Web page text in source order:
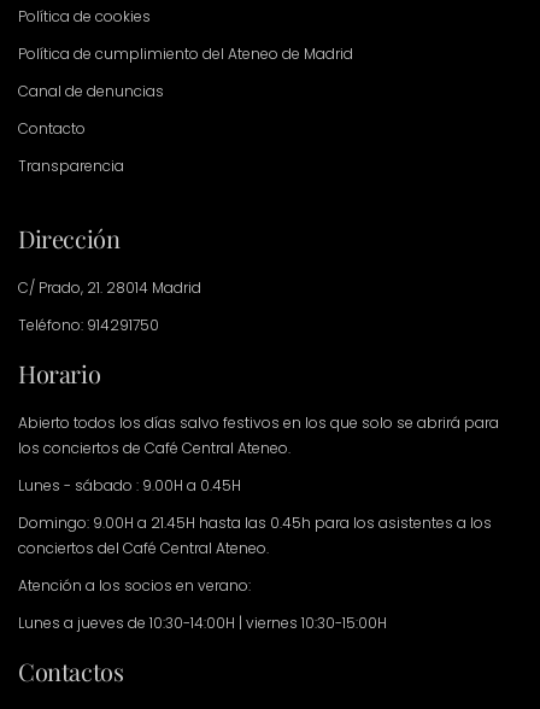
Política de cookies
Política de cumplimiento del Ateneo de Madrid
Canal de denuncias
Contacto
Transparencia
Dirección
C/ Prado, 21. 28014 Madrid
Teléfono: 914291750
Horario
Abierto todos los días salvo festivos en los que solo se abrirá para
los conciertos de Café Central Ateneo.
Lunes - sábado : 9.00H a 0.45H
Domingo: 9.00H a 21.45H hasta las 0.45h para los asistentes a los
conciertos del Café Central Ateneo.
Atención a los socios en verano:
Lunes a jueves de 10:30-14:00H | viernes 10:30-15:00H
Contactos